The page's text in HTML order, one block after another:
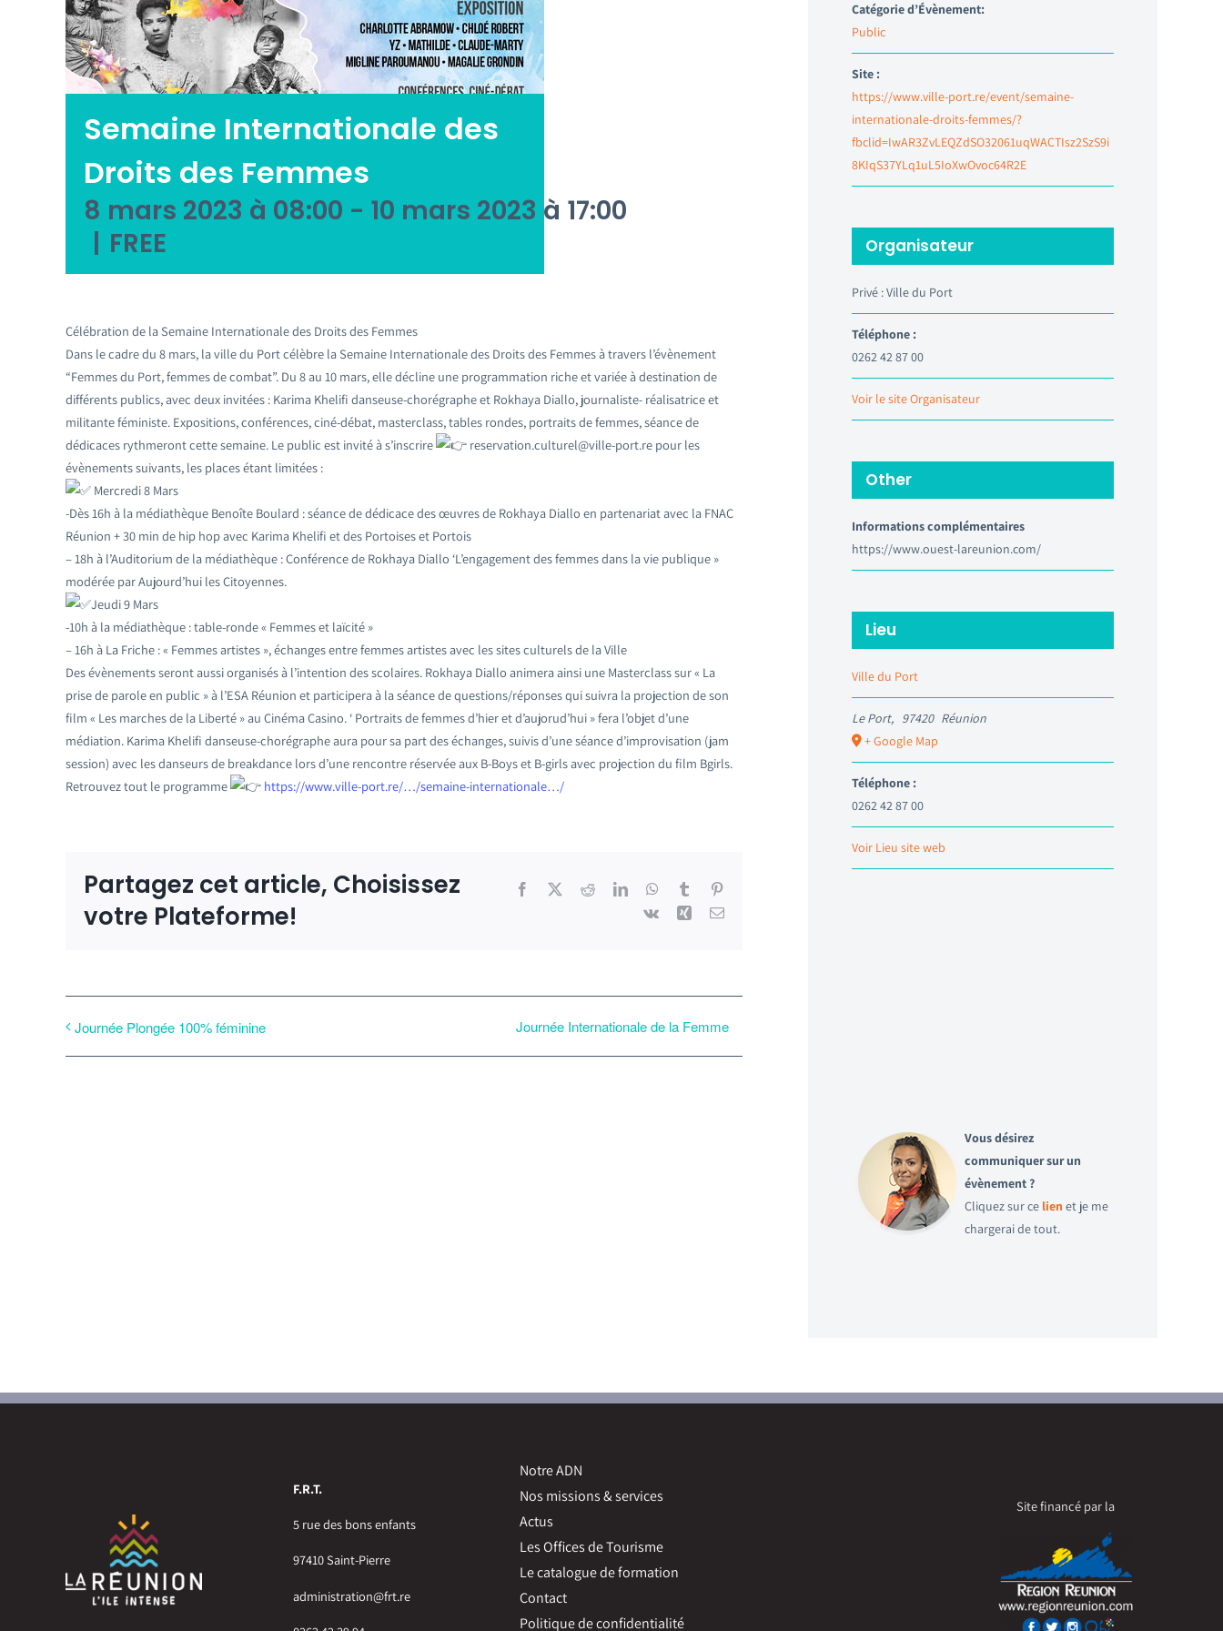
Semaine Internationale des
Droits des Femmes
8 mars 2023 à 08:00 - 10 mars 2023 à 17:00
| FREE
Célébration de la Semaine Internationale des Droits des Femmes
Dans le cadre du 8 mars, la ville du Port célèbre la Semaine Internationale des Droits des Femmes à travers l’évènement
“Femmes du Port, femmes de combat”. Du 8 au 10 mars, elle décline une programmation riche et variée à destination de
différents publics, avec deux invitées : Karima Khelifi danseuse-chorégraphe et Rokhaya Diallo, journaliste- réalisatrice et
militante féministe. Expositions, conférences, ciné-débat, masterclass, tables rondes, portraits de femmes, séance de
dédicaces rythmeront cette semaine. Le public est invité à s’inscrire
reservation.culturel@ville-port.re pour les
évènements suivants, les places étant limitées :
Mercredi 8 Mars
-Dès 16h à la médiathèque Benoîte Boulard : séance de dédicace des œuvres de Rokhaya Diallo en partenariat avec la FNAC
Réunion + 30 min de hip hop avec Karima Khelifi et des Portoises et Portois
– 18h à l’Auditorium de la médiathèque : Conférence de Rokhaya Diallo ‘L’engagement des femmes dans la vie publique »
modérée par Aujourd’hui les Citoyennes.
Jeudi 9 Mars
-10h à la médiathèque : table-ronde « Femmes et laïcité »
– 16h à La Friche : « Femmes artistes », échanges entre femmes artistes avec les sites culturels de la Ville
Des évènements seront aussi organisés à l’intention des scolaires. Rokhaya Diallo animera ainsi une Masterclass sur « La
prise de parole en public » à l’ESA Réunion et participera à la séance de questions/réponses qui suivra la projection de son
film « Les marches de la Liberté » au Cinéma Casino. ‘ Portraits de femmes d’hier et d’aujorud’hui » fera l’objet d’une
médiation. Karima Khelifi danseuse-chorégraphe aura pour sa part des échanges, suivis d’une séance d’improvisation (jam
session) avec les danseurs de breakdance lors d’une rencontre réservée aux B-Boys et B-girls avec projection du film Bgirls.
Retrouvez tout le programme
https://www.ville-port.re/…/semaine-internationale…/
Partagez cet article, Choisissez
votre Plateforme!
Facebook RedditLinkedInWhatsApp
Tumblr
Vk
Xing Email
Journée Plongée 100% féminine Journée Internationale de la Femme
Catégorie d’Évènement:
Public
Site :
https://www.ville-port.re/event/semaine-
internationale-droits-femmes/?
fbclid=IwAR3ZvLEQZdSO32061uqWACTIsz2SzS9i
8KIqS37YLq1uL5IoXwOvoc64R2E
Organisateur
Privé : Ville du Port
Téléphone :
0262 42 87 00
Voir le site Organisateur
Other
Informations complémentaires
https://www.ouest-lareunion.com/
Lieu
Ville du Port
Le Port, 97420 Réunion
+ Google Map
Téléphone :
0262 42 87 00
Voir Lieu site web
Vous désirez
communiquer sur un
évènement ?
Cliquez sur ce lien et je me
chargerai de tout.
F.R.T.
5 rue des bons enfants
97410 Saint-Pierre
administration@frt.re
Notre ADN
Nos missions & services
Actus
Les Offices de Tourisme
Le catalogue de formation
Contact
Politique de confidentialité
Site financé par la